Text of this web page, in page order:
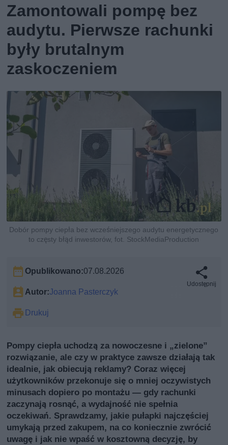
Zamontowali pompę bez
audytu. Pierwsze rachunki
były brutalnym
zaskoczeniem
Dobór pompy ciepła bez wcześniejszego audytu energetycznego
to częsty błąd inwestorów, fot. StockMediaProduction
Opublikowano:07.08.2026
Autor:Joanna Pasterczyk
Drukuj
Udostępnij
Pompy ciepła uchodzą za nowoczesne i „zielone”
rozwiązanie, ale czy w praktyce zawsze działają tak
idealnie, jak obiecują reklamy? Coraz więcej
użytkowników przekonuje się o mniej oczywistych
minusach dopiero po montażu — gdy rachunki
zaczynają rosnąć, a wydajność nie spełnia
oczekiwań. Sprawdzamy, jakie pułapki najczęściej
umykają przed zakupem, na co koniecznie zwrócić
uwagę i jak nie wpaść w kosztowną decyzję, by